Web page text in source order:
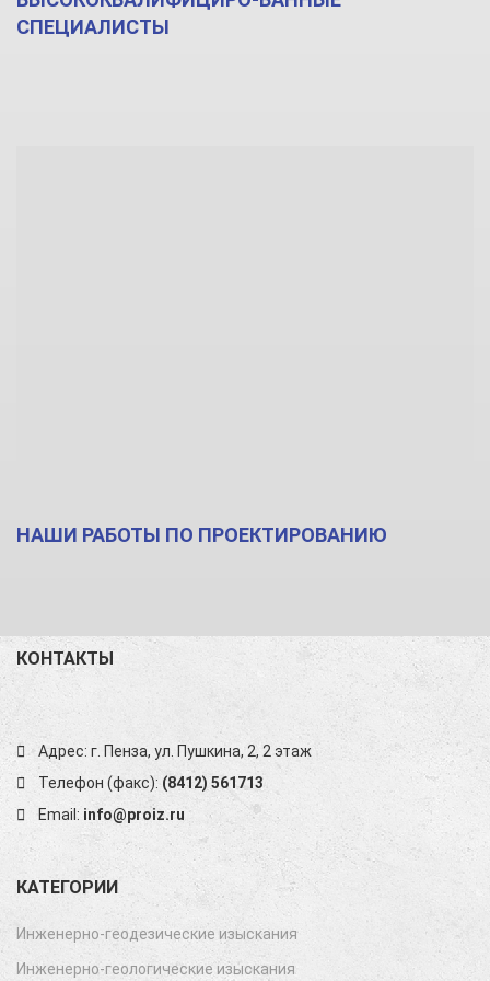
СПЕЦИАЛИСТЫ
НАШИ РАБОТЫ ПО ПРОЕКТИРОВАНИЮ
КОНТАКТЫ
Адрес: г. Пенза, ул. Пушкина, 2, 2 этаж
Телефон (факс): (8412) 561713
Email: info@proiz.ru
КАТЕГОРИИ
Инженерно-геодезические изыскания
Инженерно-геологические изыскания